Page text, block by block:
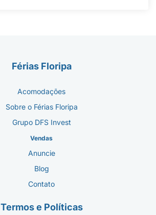
Férias Floripa
Acomodações
Sobre o Férias Floripa
Grupo DFS Invest
Vendas
Anuncie
Blog
Contato
Termos e Políticas